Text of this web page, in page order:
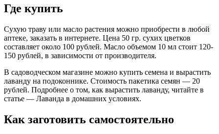
Где купить
Сухую траву или масло растения можно приобрести в любой
аптеке, заказать в интернете. Цена 50 гр. сухих цветков
составляет около 100 рублей. Масло объемом 10 мл стоит 120-
150 рублей, в зависимости от производителя.
В садоводческом магазине можно купить семена и вырастить
лаванду на подоконнике. Стоимость пакетика семян — 20
рублей. Подробнее о том, как вырастить лаванду, читайте в
статье — Лаванда в домашних условиях.
Как заготовить самостоятельно